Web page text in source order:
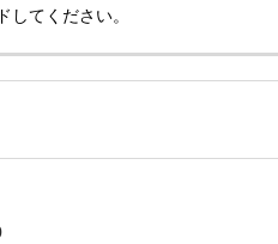
してください。